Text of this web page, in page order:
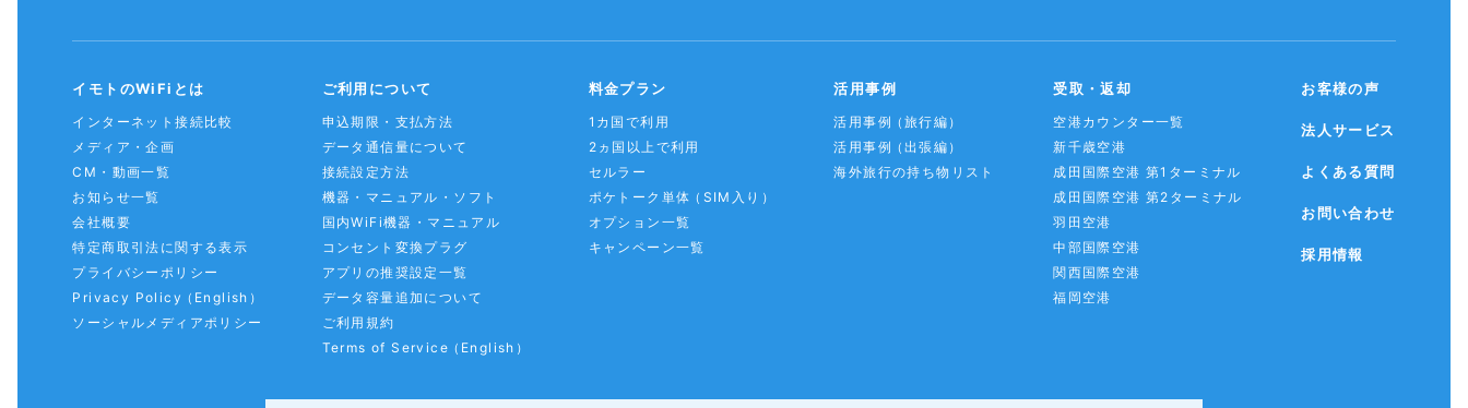
イモトのWiFiとは
インターネット接続比較
メディア・企画
CM・動画一覧
お知らせ一覧
会社概要
特定商取引法に関する表示
プライバシーポリシー
Privacy Policy（English）
ソーシャルメディアポリシー
ご利用について
申込期限・支払方法
データ通信量について
接続設定方法
機器・マニュアル・ソフト
国内WiFi機器・マニュアル
コンセント変換プラグ
アプリの推奨設定一覧
データ容量追加について
ご利用規約
Terms of Service（English）
料金プラン
1カ国で利用
2ヵ国以上で利用
セルラー
ポケトーク単体（SIM入り）
オプション一覧
キャンペーン一覧
活用事例
活用事例（旅行編）
活用事例（出張編）
海外旅行の持ち物リスト
受取・返却
空港カウンター一覧
新千歳空港
成田国際空港 第1ターミナル
成田国際空港 第2ターミナル
羽田空港
中部国際空港
関西国際空港
福岡空港
お客様の声
法人サービス
よくある質問
お問い合わせ
採用情報